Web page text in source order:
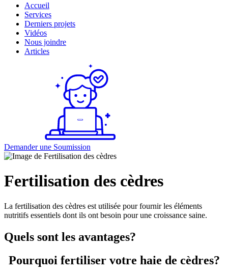
Accueil
Services
Derniers projets
Vidéos
Nous joindre
Articles
Demander une Soumission
Fertilisation des cèdres
La fertilisation des cèdres est utilisée pour fournir les éléments
nutritifs essentiels dont ils ont besoin pour une croissance saine.
Quels sont les avantages?
Pourquoi fertiliser votre haie de cèdres?